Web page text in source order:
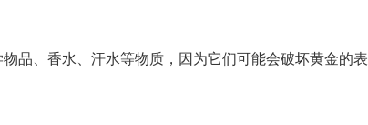
品、香水、汗水等物质，因为它们可能会破坏黄金的表